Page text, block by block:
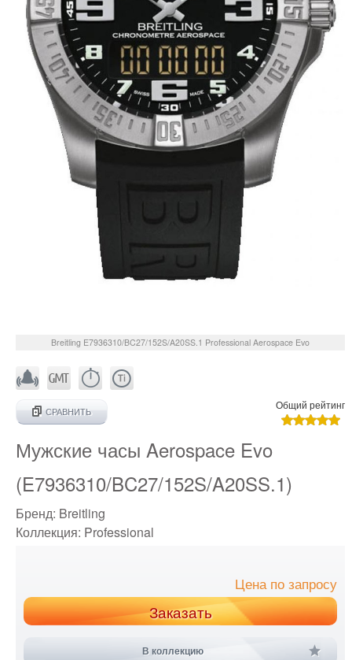
Breitling E7936310/BC27/152S/A20SS.1 Professional Aerospace Evo
СРАВНИТЬ
Общий рейтинг
Мужские часы Aerospace Evo
(E7936310/BC27/152S/A20SS.1)
Бренд: Breitling
Коллекция: Professional
Цена по запросу
Заказать
В коллекцию